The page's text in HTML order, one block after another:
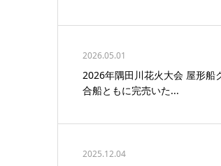
2026.05.01
2026年隅田川花火大会 屋形船
合船ともに完売いた...
2025.12.04